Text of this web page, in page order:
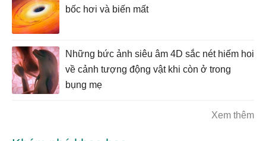
bốc hơi và biến mất
Những bức ảnh siêu âm 4D sắc nét hiếm hoi
về cảnh tượng động vật khi còn ở trong
bụng mẹ
Xem thêm